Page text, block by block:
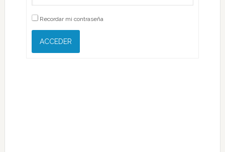
Recordar mi contraseña
ACCEDER